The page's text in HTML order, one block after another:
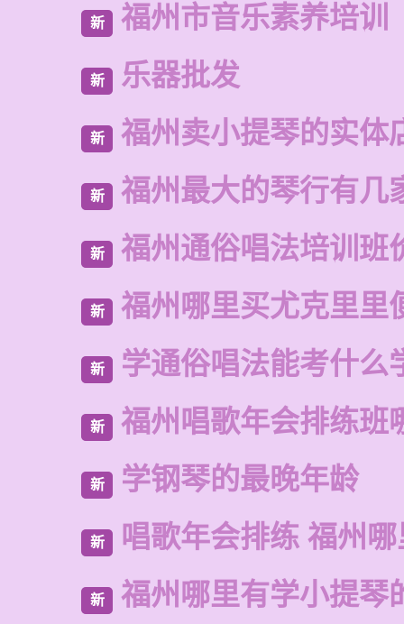
新 福州市音乐素养培训
新 乐器批发
新 福州卖小提琴的实体
新 福州最大的琴行有几
新 福州通俗唱法培训班
新 福州哪里买尤克里里
新 学通俗唱法能考什么
新 福州唱歌年会排练班
新 学钢琴的最晚年龄
新 唱歌年会排练 福州
新 福州哪里有学小提琴